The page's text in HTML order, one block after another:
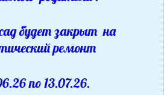
будет закрыт на
ремонт
по 13.07.26.